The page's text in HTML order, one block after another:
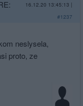
16.12.20 13:45:13 |
#1237
neslysela,
proto, ze